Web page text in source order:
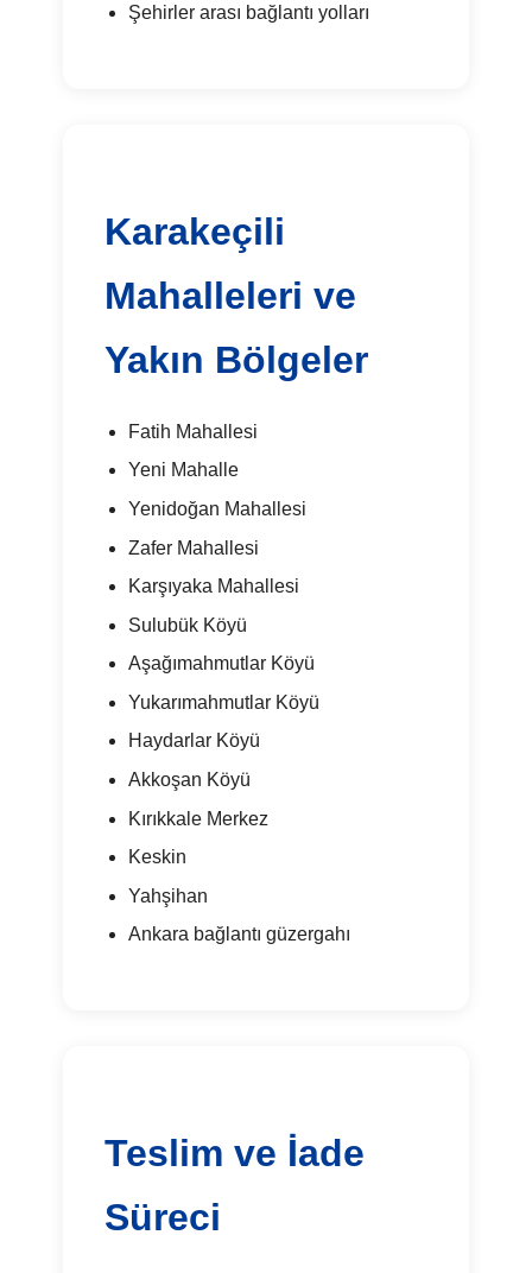
Şehirler arası bağlantı yolları
Karakeçili
Mahalleleri ve
Yakın Bölgeler
Fatih Mahallesi
Yeni Mahalle
Yenidoğan Mahallesi
Zafer Mahallesi
Karşıyaka Mahallesi
Sulubük Köyü
Aşağımahmutlar Köyü
Yukarımahmutlar Köyü
Haydarlar Köyü
Akkoşan Köyü
Kırıkkale Merkez
Keskin
Yahşihan
Ankara bağlantı güzergahı
Teslim ve İade
Süreci